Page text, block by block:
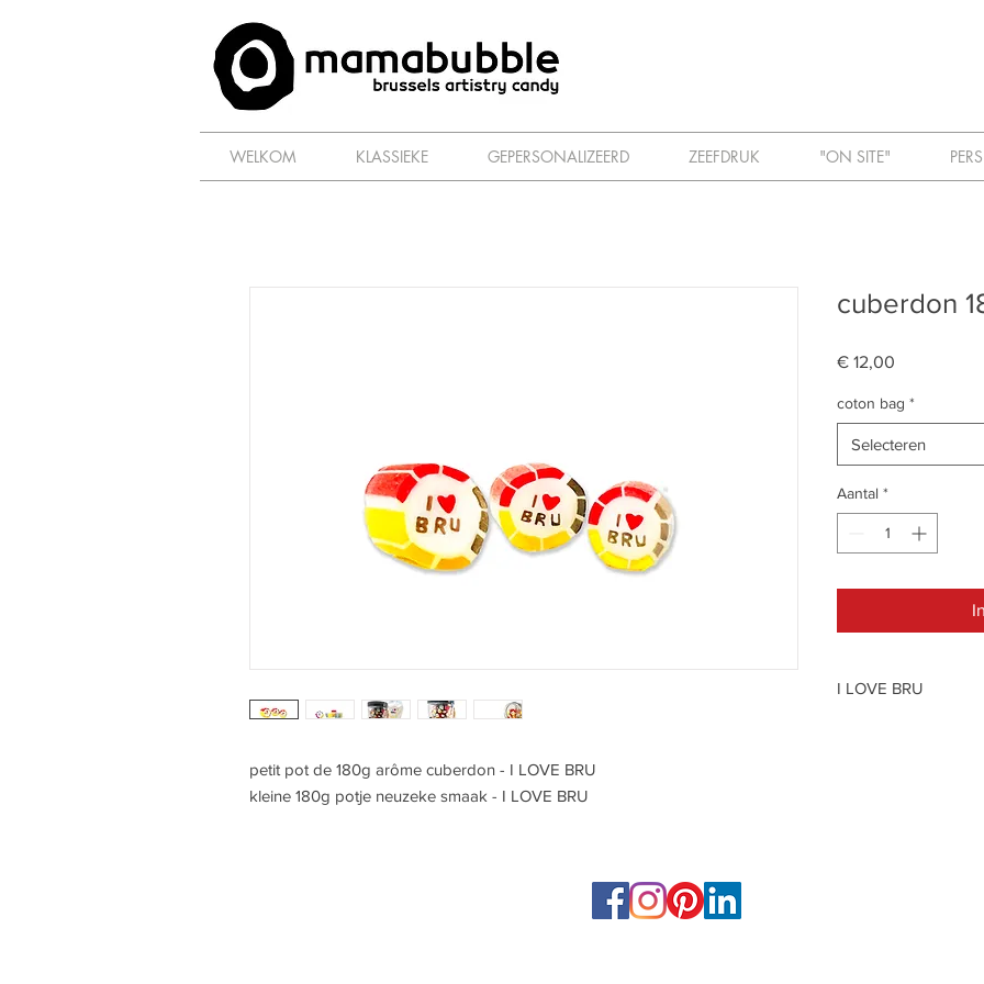
petit pot de 180g arôme cuberdon - I LOVE BRU
kleine 180g potje neuzeke smaak - I LOVE BRU
cuberdon
€ 12,00
coton bag *
Selecteren
Aantal *
I LOVE BRU
WELKOM KLASSIEKE GEPERSONALIZEERD ZEEFDRUK "ON SITE" PERS